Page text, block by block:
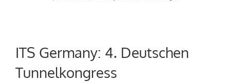
ITS Germany: 4. Deutschen
Tunnelkongress